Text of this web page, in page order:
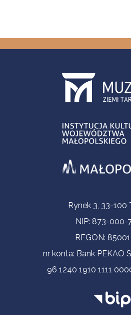
Contact InformationRynek 3, 33-100
NIP: 873-000-
REGON:
nr konta: Bank PEKAO
96 1240 1910 1111